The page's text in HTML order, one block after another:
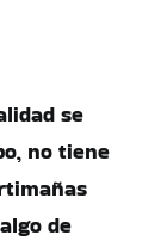
se
no tiene
de